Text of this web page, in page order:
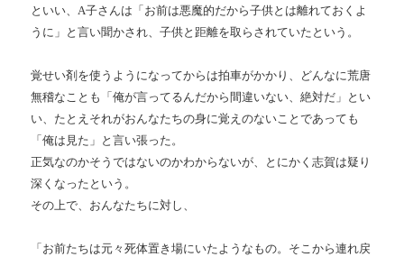
といい、A子さんは「お前は悪魔的だから子供とは離れておくよ
うに」と言い聞かされ、子供と距離を取らされていたという。
覚せい剤を使うようになってからは拍車がかかり、どんなに荒唐
無稽なことも「俺が言ってるんだから間違いない、絶対だ」とい
い、たとえそれがおんなたちの身に覚えのないことであっても
「俺は見た」と言い張った。
正気なのかそうではないのかわからないが、とにかく志賀は疑り
深くなったという。
その上で、おんなたちに対し、
「お前たちは元々死体置き場にいたようなもの。そこから連れ戻